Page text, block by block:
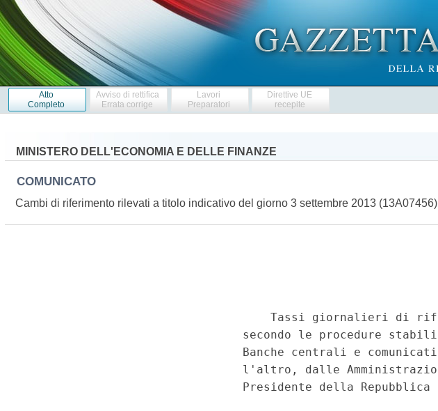
Atto
Completo
Avviso di rettifica
Errata corrige
Lavori
Preparatori
Direttive UE
recepite
MINISTERO DELL'ECONOMIA E DELLE FINANZE
COMUNICATO
Cambi di riferimento rilevati a titolo indicativo del giorno 3 settembre 2013 (13A07456)